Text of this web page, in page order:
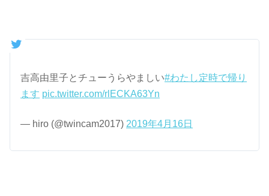
吉高由里子とチューうらやましい#わたし定時で帰り
ます pic.twitter.com/rlECKA63Yn
— hiro (@twincam2017) 2019年4月16日